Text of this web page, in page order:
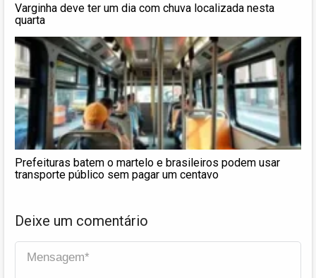
Varginha deve ter um dia com chuva localizada nesta
quarta
Prefeituras batem o martelo e brasileiros podem usar
transporte público sem pagar um centavo
Deixe um comentário